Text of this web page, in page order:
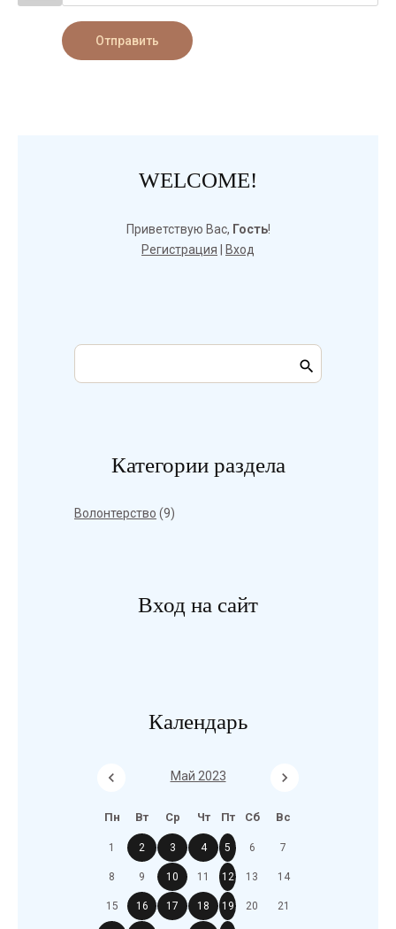
Отправить
WELCOME!
Приветствую Вас, Гость!
Регистрация
Вход
Категории раздела
Волонтерство (9)
Вход на сайт
Календарь
Май 2023
Пн Вт Ср Чт Пт Сб Вс
1 2 3 4 5 6 7
8 9 10 11 12 13 14
15 16 17 18 19 20 21